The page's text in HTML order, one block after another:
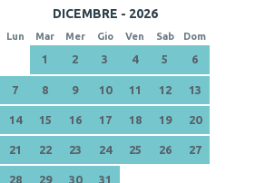
DICEMBRE - 2026
Lun Mar Mer Gio Ven Sab Dom
1 2 3 4 5 6
7 8 9 10 11 12 13
14 15 16 17 18 19 20
21 22 23 24 25 26 27
28 29 30 31